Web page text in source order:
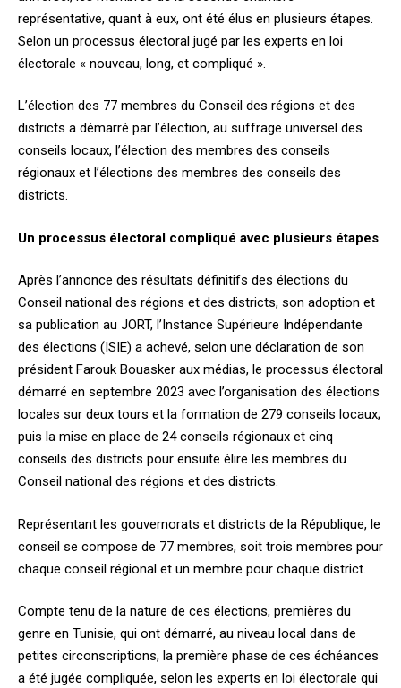
représentative, quant à eux, ont été élus en plusieurs étapes.
Selon un processus électoral jugé par les experts en loi
électorale « nouveau, long, et compliqué ».
L’élection des 77 membres du Conseil des régions et des
districts a démarré par l’élection, au suffrage universel des
conseils locaux, l’élection des membres des conseils
régionaux et l’élections des membres des conseils des
districts.
Un processus électoral compliqué avec plusieurs étapes
Après l’annonce des résultats définitifs des élections du
Conseil national des régions et des districts, son adoption et
sa publication au JORT, l’Instance Supérieure Indépendante
des élections (ISIE) a achevé, selon une déclaration de son
président Farouk Bouasker aux médias, le processus électoral
démarré en septembre 2023 avec l’organisation des élections
locales sur deux tours et la formation de 279 conseils locaux;
puis la mise en place de 24 conseils régionaux et cinq
conseils des districts pour ensuite élire les membres du
Conseil national des régions et des districts.
Représentant les gouvernorats et districts de la République, le
conseil se compose de 77 membres, soit trois membres pour
chaque conseil régional et un membre pour chaque district.
Compte tenu de la nature de ces élections, premières du
genre en Tunisie, qui ont démarré, au niveau local dans de
petites circonscriptions, la première phase de ces échéances
a été jugée compliquée, selon les experts en loi électorale qui